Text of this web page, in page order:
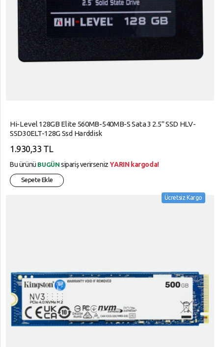
Hi-Level 128GB Elite 560MB-540MB-S Sata 3 2.5" SSD HLV-
SSD30ELT-128G Ssd Harddisk
1.930,33 TL
Bu ürünü BUGÜN sipariş verirsenizYARIN kargoda!
Sepete Ekle
Ücretsiz Kargo